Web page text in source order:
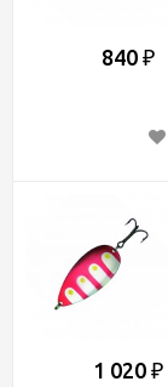
840 ₽
1 020 ₽